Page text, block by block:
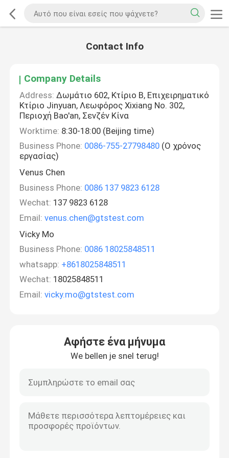
Contact Info
Company Details
Address: Δωμάτιο 602, Κτίριο Β, Επιχειρηματικό
Κτίριο Jinyuan, Λεωφόρος Xixiang No. 302,
Περιοχή Bao'an, Σενζέν Κίνα
Worktime: 8:30-18:00 (Beijing time)
Business Phone: 0086-755-27798480 (Ο χρόνος
εργασίας)
Venus Chen
Business Phone: 0086 137 9823 6128
Wechat: 137 9823 6128
Email: venus.chen@gtstest.com
Vicky Mo
Business Phone: 0086 18025848511
whatsapp: +8618025848511
Wechat: 18025848511
Email: vicky.mo@gtstest.com
Αφήστε ένα μήνυμα
We bellen je snel terug!